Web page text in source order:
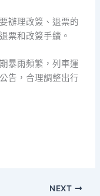
辦理改簽、退票的
票和改簽手續。
暴雨頻繁，列車運
告，合理調整出行
NEXT